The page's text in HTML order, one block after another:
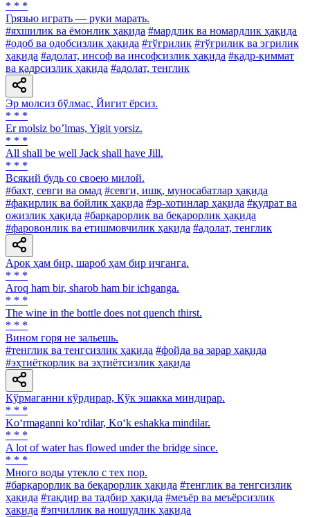
* * *
Грязью играть — руки марать.
#яхшилик ва ёмонлик ҳақида #мардлик ва номардлик ҳақида
#одоб ва одобсизлик ҳақида #тўғрилик #тўғрилик ва эгрилик
ҳақида #адолат, инсоф ва инсофсизлик ҳақида #қадр-қиммат
ва қадрсизлик ҳақида #адолат, тенглик
Эр молсиз бўлмас, Йигит ёрсиз.
* * *
Er molsiz boʼlmas, Yigit yorsiz.
* * *
All shall be well Jack shall have Jill.
* * *
Всякий будь со своею милой.
#бахт, севги ва омад #севги, ишқ, муносабатлар ҳақида
#фақирлик ва бойлик ҳақида #эр-хотинлар ҳақида #қудрат ва
ожизлик ҳақида #барқарорлик ва беқарорлик ҳақида
#фаровонлик ва етишмовчилик ҳақида #адолат, тенглик
Ароқ ҳам бир, шароб ҳам бир ичганга.
* * *
Aroq ham bir, sharob ham bir ichganga.
* * *
The wine in the bottle does not quench thirst.
* * *
Вином горя не зальешь.
#тенглик ва тенгсизлик ҳақида #фойда ва зарар ҳақида
#эҳтиёткорлик ва эҳтиётсизлик ҳақида
Кўрмаганни кўрдирар, Кўк эшакка миндирар.
* * *
Ko‘rmaganni ko‘rdilar, Ko‘k eshakka mindilar.
* * *
A lot of water has flowed under the bridge since.
* * *
Много воды утекло с тех пор.
#барқарорлик ва беқарорлик ҳақида #тенглик ва тенгсизлик
ҳақида #тақдир ва тадбир ҳақида #меъёр ва меъёрсизлик
ҳақида #эпчиллик ва ношудлик ҳақида